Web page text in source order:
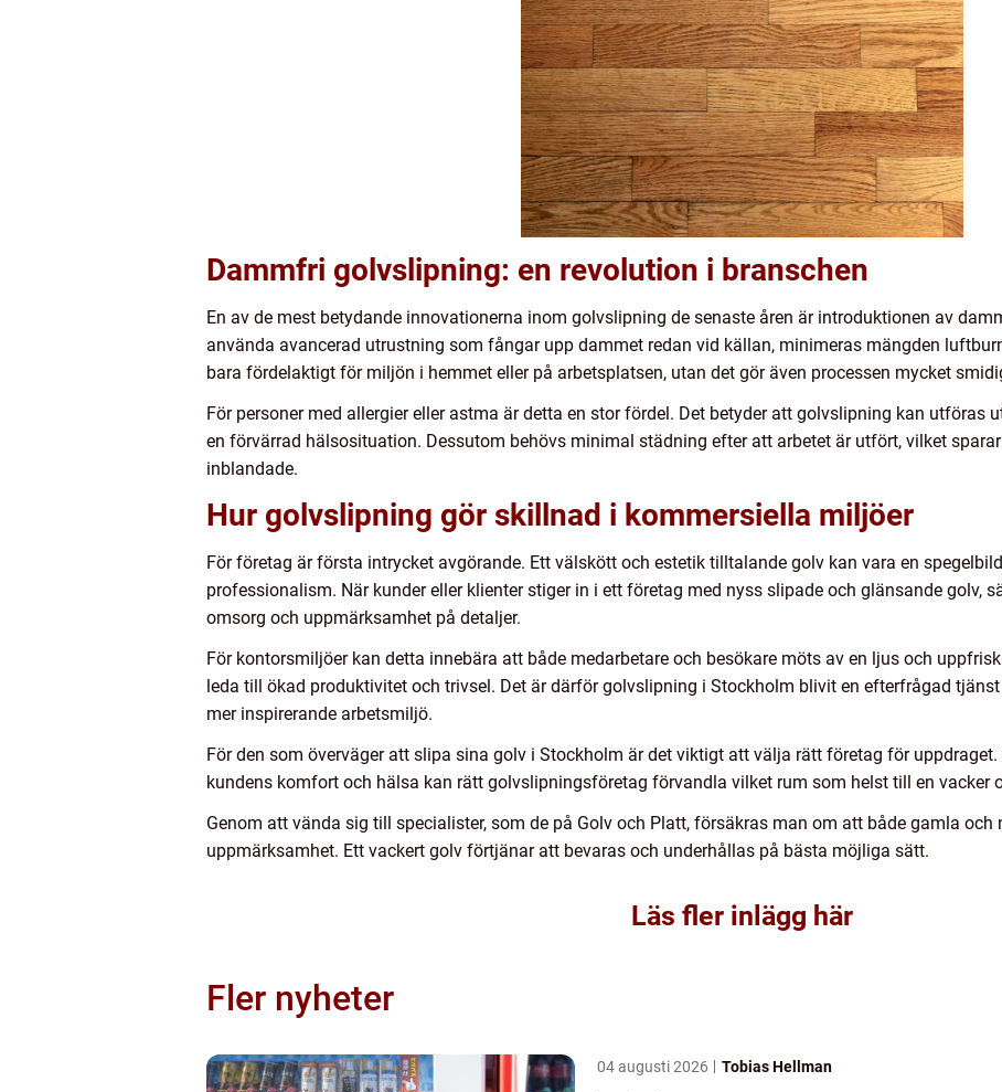
Dammfri golvslipning: en revolution i branschen
En av de mest betydande innovationerna inom golvslipning de senaste åren är introduktionen av
använda avancerad utrustning som fångar upp dammet redan vid källan, minimeras mängden
bara fördelaktigt för miljön i hemmet eller på arbetsplatsen, utan det gör även processen mycket
För personer med allergier eller astma är detta en stor fördel. Det betyder att golvslipning kan utföras
en förvärrad hälsosituation. Dessutom behövs minimal städning efter att arbetet är utfört, vilket
inblandade.
Hur golvslipning gör skillnad i kommersiella miljöer
För företag är första intrycket avgörande. Ett välskött och estetik tilltalande golv kan vara en
professionalism. När kunder eller klienter stiger in i ett företag med nyss slipade och glänsande golv,
omsorg och uppmärksamhet på detaljer.
För kontorsmiljöer kan detta innebära att både medarbetare och besökare möts av en ljus och
leda till ökad produktivitet och trivsel. Det är därför golvslipning i Stockholm blivit en efterfrågad
mer inspirerande arbetsmiljö.
För den som överväger att slipa sina golv i Stockholm är det viktigt att välja rätt företag för
kundens komfort och hälsa kan rätt golvslipningsföretag förvandla vilket rum som helst till en vacker
Genom att vända sig till specialister, som de på Golv och Platt, försäkras man om att både gamla
uppmärksamhet. Ett vackert golv förtjänar att bevaras och underhållas på bästa möjliga sätt.
Läs fler inlägg här
Fler nyheter
04 augusti 2026 Tobias Hellman